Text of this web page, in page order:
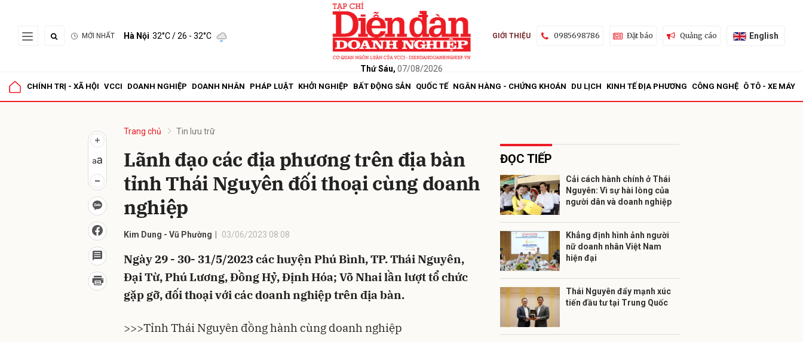
MỚI NHẤT Hà Nội 32°C/ 26 - 32°C
Thứ Sáu, 07/08/2026
GIỚI THIỆU 0985698786 Đặt báo Quảng cáo English
CHÍNH TRỊ - XÃ HỘI VCCI DOANH NGHIỆP DOANH NHÂN PHÁP LUẬT KHỞI NGHIỆP BẤT ĐỘNG SẢN QUỐC TẾ NGÂN HÀNG - CHỨNG KHOÁN DU LỊCH KINH TẾ ĐỊA PHƯƠNG CÔNG NGHỆ Ô TÔ - XE MÁY
Trang chủ Tin lưu trữ
Lãnh đạo các địa phương trên địa bàn
tỉnh Thái Nguyên đối thoại cùng doanh
nghiệp
Kim Dung - Vũ Phường 03/06/2023 08:08
Ngày 29 - 30- 31/5/2023 các huyện Phú Bình, TP. Thái Nguyên,
Đại Từ, Phú Lương, Đồng Hỷ, Định Hóa; Võ Nhai lần lượt tổ chức
gặp gỡ, đối thoại với các doanh nghiệp trên địa bàn.
>>>Tỉnh Thái Nguyên đồng hành cùng doanh nghiệp
ĐỌC TIẾP
Cải cách hành chính ở Thái
Nguyên: Vì sự hài lòng của
người dân và doanh nghiệp
Khẳng định hình ảnh người
nữ doanh nhân Việt Nam
hiện đại
Thái Nguyên đẩy mạnh xúc
tiến đầu tư tại Trung Quốc
Gửi